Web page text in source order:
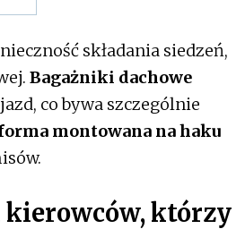
składania siedzeń,
Bagażniki dachowe
co bywa szczególnie
montowana na haku
którzy